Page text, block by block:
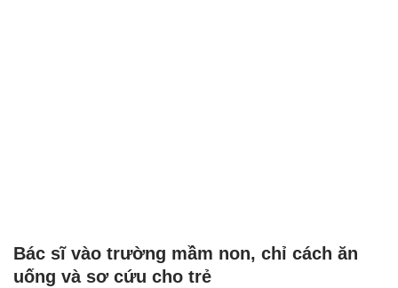
Bác sĩ vào trường mầm non, chỉ cách ăn
uống và sơ cứu cho trẻ